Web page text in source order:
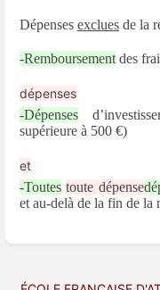
Dépenses exclues de la
-Remboursement des
dépenses
-Dépenses
supérieure à 500 €)
et
-Toutes toute dépense
et au-delà de la fin de la